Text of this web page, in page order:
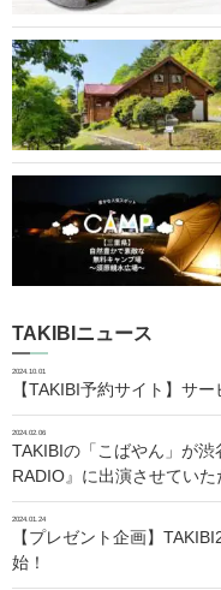
TAKIBIニュース
2024.10.01
【TAKIBI予約サイト】サ
2024.02.06
TAKIBIの「こばやん」が
RADIO』に出演させていた
2024.01.24
【プレゼント企画】
始！